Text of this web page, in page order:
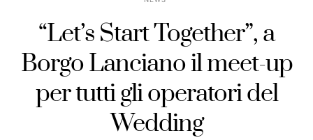
“Let’s Start Together”, a
Borgo Lanciano il meet-up
per tutti gli operatori del
Wedding